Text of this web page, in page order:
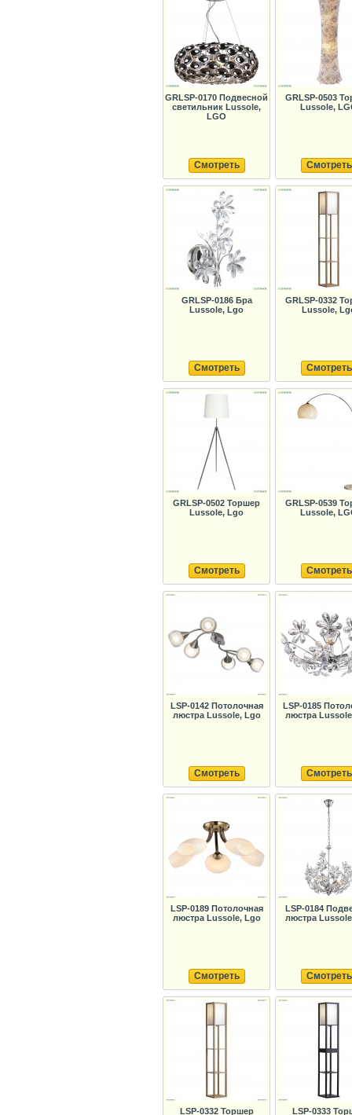
GRLSP-0170 Подвесной
светильник Lussole,
LGO
Смотреть
GRLSP-0503
Lussole,
Смотреть
GRLSP-0186 Бра
Lussole, Lgo
Смотреть
GRLSP-0332
Lussole,
Смотреть
GRLSP-0502 Торшер
Lussole, Lgo
Смотреть
GRLSP-0539
Lussole,
Смотреть
LSP-0142 Потолочная
люстра Lussole, Lgo
Смотреть
LSP-0185
люстра
Смотреть
LSP-0189 Потолочная
люстра Lussole, Lgo
Смотреть
LSP-0184
люстра
Смотреть
LSP-0332 Торшер
LSP-0333